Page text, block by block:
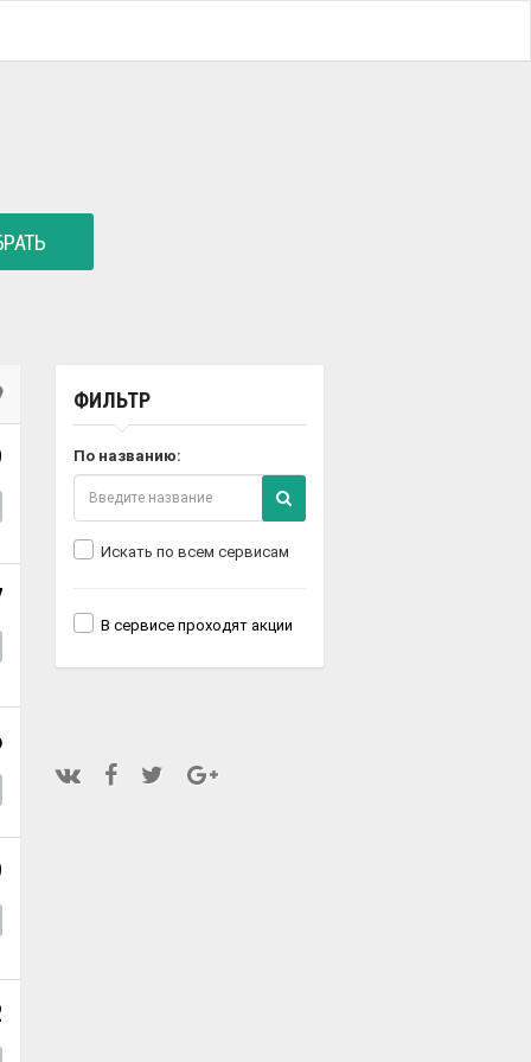
ФИЛЬТР
По названию:
Искать по всем сервисам
В сервисе проходят акции